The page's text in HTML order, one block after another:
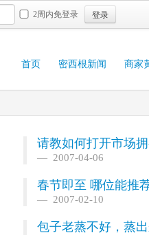
2周内免登录 登录
首页 密西根新闻 商家
请教如何打开市场
2007-04-06
春节即至 哪位能推
2007-02-10
包子老蒸不好，蒸